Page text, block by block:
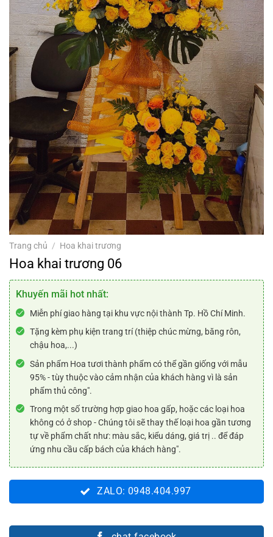
Trang chủ / Hoa khai trương
Hoa khai trương 06
Khuyến mãi hot nhất:
Miễn phí giao hàng tại khu vực nội thành Tp. Hồ Chí Minh.
Tặng kèm phụ kiện trang trí (thiệp chúc mừng, băng rôn,
chậu hoa,...)
Sản phẩm Hoa tươi thành phẩm có thể gần giống với mẫu
95% - tùy thuộc vào cảm nhận của khách hàng vì là sản
phẩm thủ công".
Trong một số trường hợp giao hoa gấp, hoặc các loại hoa
không có ở shop - Chúng tôi sẽ thay thế loại hoa gần tương
tự về phẩm chất như: màu sắc, kiểu dáng, giá trị .. để đáp
ứng nhu cầu cấp bách của khách hàng".
ZALO: 0948.404.997